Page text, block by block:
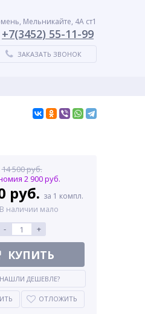
Мельникайте, 4А ст1
+7(3452) 55-11-99
ЗАКАЗАТЬ ЗВОНОК
14 500 руб.
2 900 руб.
руб. за 1 компл.
В наличии мало
- +
КУПИТЬ
НАШЛИ ДЕШЕВЛЕ?
ОТЛОЖИТЬ